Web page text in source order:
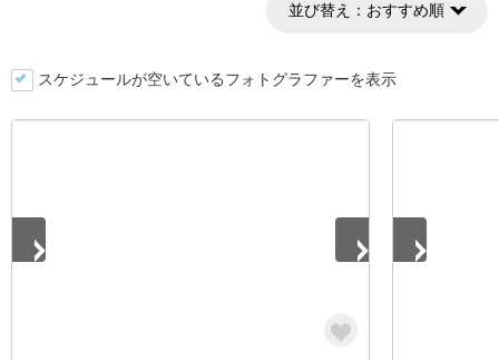
並び替え： おすすめ順
スケジュールが空いているフォトグラファーを表示